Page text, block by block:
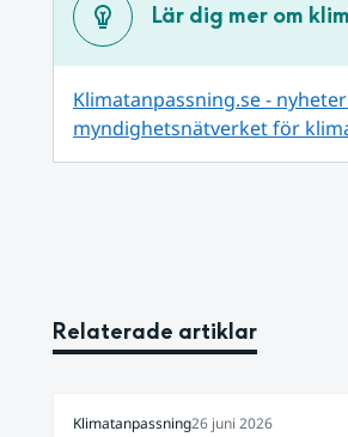
Lär dig mer om
Klimatanpassning.se -
myndighetsnätverket för
Relaterade artiklar
Klimatanpassning26 juni 2026